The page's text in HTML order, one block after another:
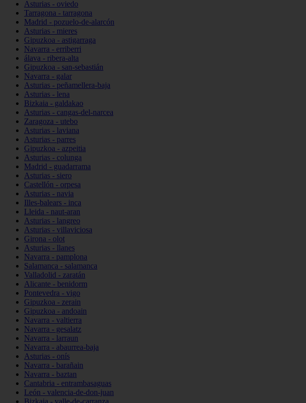
Asturias - oviedo
Tarragona - tarragona
Madrid - pozuelo-de-alarcón
Asturias - mieres
Gipuzkoa - astigarraga
Navarra - erriberri
álava - ribera-alta
Gipuzkoa - san-sebastián
Navarra - galar
Asturias - peñamellera-baja
Asturias - lena
Bizkaia - galdakao
Asturias - cangas-del-narcea
Zaragoza - utebo
Asturias - laviana
Asturias - parres
Gipuzkoa - azpeitia
Asturias - colunga
Madrid - guadarrama
Asturias - siero
Castellón - orpesa
Asturias - navia
Illes-balears - inca
Lleida - naut-aran
Asturias - langreo
Asturias - villaviciosa
Girona - olot
Asturias - llanes
Navarra - pamplona
Salamanca - salamanca
Valladolid - zaratán
Alicante - benidorm
Pontevedra - vigo
Gipuzkoa - zerain
Gipuzkoa - andoain
Navarra - valtierra
Navarra - gesalatz
Navarra - larraun
Navarra - abaurrea-baja
Asturias - onís
Navarra - barañain
Navarra - baztan
Cantabria - entrambasaguas
León - valencia-de-don-juan
Bizkaia - valle-de-carranza